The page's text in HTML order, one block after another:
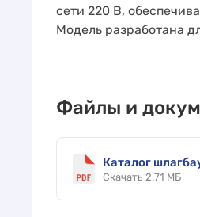
сети 220 В,
Модель разработана
Файлы и
Каталог
Скачать 2.71 МБ